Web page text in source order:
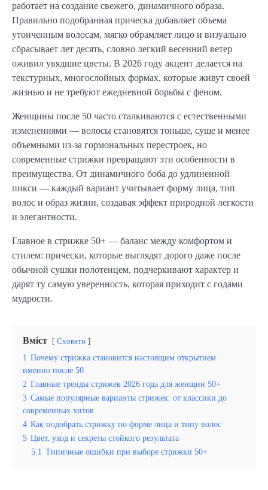
работает на создание свежего, динамичного образа.
Правильно подобранная прическа добавляет объема
утонченным волосам, мягко обрамляет лицо и визуально
сбрасывает лет десять, словно легкий весенний ветер
оживил увядшие цветы. В 2026 году акцент делается на
текстурных, многослойных формах, которые живут своей
жизнью и не требуют ежедневной борьбы с феном.
Женщины после 50 часто сталкиваются с естественными
изменениями — волосы становятся тоньше, суше и менее
объемными из-за гормональных перестроек, но
современные стрижки превращают эти особенности в
преимущества. От динамичного боба до удлиненной
пикси — каждый вариант учитывает форму лица, тип
волос и образ жизни, создавая эффект природной легкости
и элегантности.
Главное в стрижке 50+ — баланс между комфортом и
стилем: прически, которые выглядят дорого даже после
обычной сушки полотенцем, подчеркивают характер и
дарят ту самую уверенность, которая приходит с годами
мудрости.
Вміст Сховати
1 Почему стрижка становится настоящим открытием
именно после 50
2 Главные тренды стрижек 2026 года для женщин 50+
3 Самые популярные варианты стрижек: от классики до
современных хитов
4 Как подобрать стрижку по форме лица и типу волос
5 Цвет, уход и секреты стойкого результата
5.1 Типичные ошибки при выборе стрижки 50+